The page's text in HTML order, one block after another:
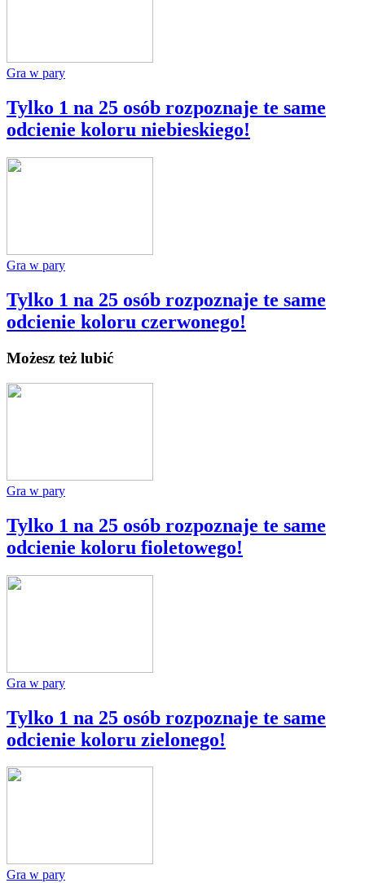
Gra w pary
Tylko 1 na 25 osób rozpoznaje te same
odcienie koloru niebieskiego!
Gra w pary
Tylko 1 na 25 osób rozpoznaje te same
odcienie koloru czerwonego!
Możesz też lubić
Gra w pary
Tylko 1 na 25 osób rozpoznaje te same
odcienie koloru fioletowego!
Gra w pary
Tylko 1 na 25 osób rozpoznaje te same
odcienie koloru zielonego!
Gra w pary